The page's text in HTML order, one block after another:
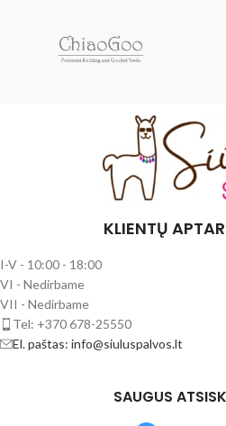
KLIENTŲ
I-V - 10:00 - 18:00
VI - Nedirbame
VII - Nedirbame
Tel: +370 678-25550
El. paštas: info@siuluspalvos.lt
SAUGUS